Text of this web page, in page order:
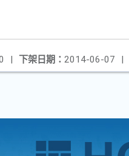
下架日期： 2014-06-07 |
|